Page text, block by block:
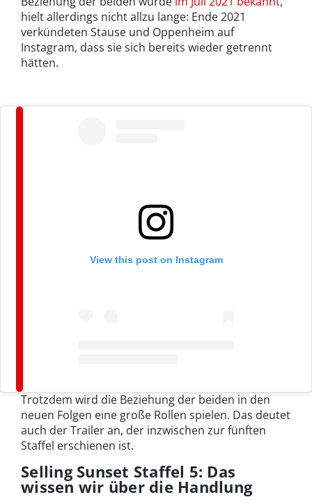
hielt allerdings nicht allzu lange: Ende 2021
verkündeten Stause und Oppenheim auf
Instagram, dass sie sich bereits wieder getrennt
hätten.
View this post on Instagram
Trotzdem wird die Beziehung der beiden in den
neuen Folgen eine große Rollen spielen. Das deutet
auch der Trailer an, der inzwischen zur fünften
Staffel erschienen ist.
Selling Sunset Staffel 5: Das
wissen wir über die Handlung